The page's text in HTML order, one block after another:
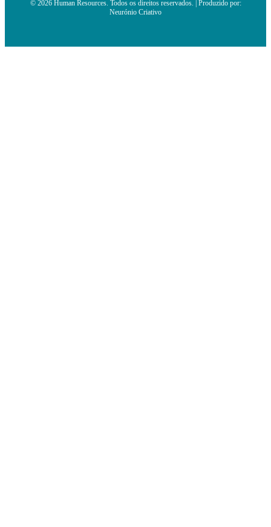
© 2026 Human Resources. Todos os direitos reservados. | Produzido por:
Neurónio Criativo